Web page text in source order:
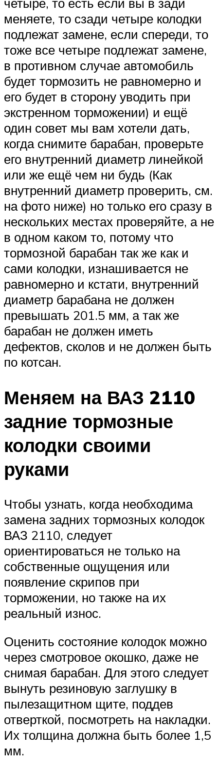
меняете, то сзади четыре колодки
подлежат замене, если спереди, то
тоже все четыре подлежат замене,
в противном случае автомобиль
будет тормозить не равномерно и
его будет в сторону уводить при
экстренном торможении) и ещё
один совет мы вам хотели дать,
когда снимите барабан, проверьте
его внутренний диаметр линейкой
или же ещё чем ни будь (Как
внутренний диаметр проверить, см.
на фото ниже) но только его сразу в
нескольких местах проверяйте, а не
в одном каком то, потому что
тормозной барабан так же как и
сами колодки, изнашивается не
равномерно и кстати, внутренний
диаметр барабана не должен
превышать 201.5 мм, а так же
барабан не должен иметь
дефектов, сколов и не должен быть
по котсан.
Меняем на ВАЗ 2110
задние тормозные
колодки своими
руками
Чтобы узнать, когда необходима
замена задних тормозных колодок
ВАЗ 2110, следует
ориентироваться не только на
собственные ощущения или
появление скрипов при
торможении, но также на их
реальный износ.
Оценить состояние колодок можно
через смотровое окошко, даже не
снимая барабан. Для этого следует
вынуть резиновую заглушку в
пылезащитном щите, поддев
отверткой, посмотреть на накладки.
Их толщина должна быть более 1,5
мм.